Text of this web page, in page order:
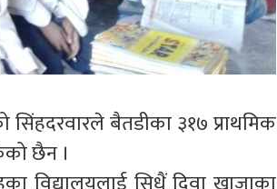
सिंहदरवारले बैतडीका ३१७ प्राथमिक
छैन ।